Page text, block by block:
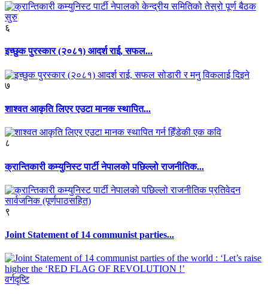
६
इच्छुक पुरस्कार (२०८१) आदर्श राई, सफल...
७
शाश्वत आकृति लिएर एउटा मानक स्थापित...
८
क्रान्तिकारी कम्युनिस्ट पार्टी नेपालको पछिल्लो राजनीतिक...
९
Joint Statement of 14 communist parties...
वर्गदृष्टि